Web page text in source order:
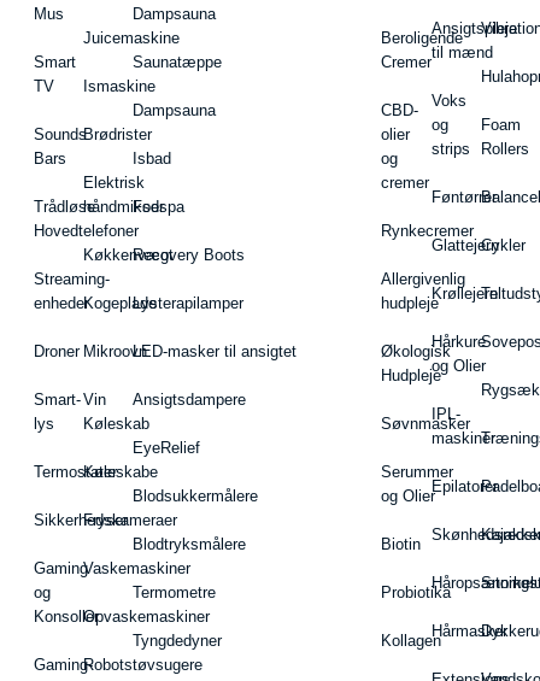
Mus
Smart
TV
Sounds
Bars
Trådløse
Hovedtelefoner
Streaming-
enheder
Droner
Smart-
lys
Termostater
Sikkerhedskameraer
Gaming
og
Konsoller
Gaming-
Juicemaskine
Ismaskine
Brødrister
Elektrisk
håndmikser
Køkkenvægt
Kogeplade
Mikroovn
Vin
Køleskab
Køleskabe
Fryser
Vaskemaskiner
Opvaskemaskiner
Robotstøvsugere
Dampsauna
Saunatæppe
Dampsauna
Isbad
Fodspa
Recovery Boots
Lysterapilamper
LED-masker til ansigtet
Ansigtsdampere
EyeRelief
Blodsukkermålere
Blodtryksmålere
Termometre
Tyngdedyner
Beroligende
Cremer
CBD-
olier
og
cremer
Rynkecremer
Allergivenlig
hudpleje
Økologisk
Hudpleje
Søvnmasker
Serummer
og Olier
Biotin
Probiotika
Kollagen
Ansigtspleje
til mænd
Voks
og
strips
Føntørrer
Glattejern
Krøllejern
Hårkure
og Olier
IPL-
maskiner
Epilatorer
Hårmasker
Foam
Rollers
Cykler